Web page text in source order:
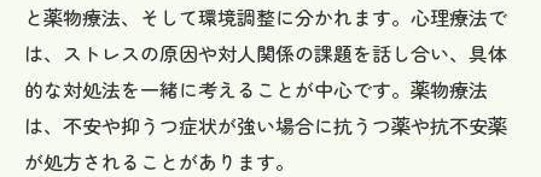
症状の山谷から考える適応障害の回復像
適応障害の治り方と完治へ向けた過ごし方
適応障害の克服に向けた実践的リハビリ活用法
適応障害克服に役立つリハビリ活用ポイン
と薬物療法、そして環境調整に分かれます。心理療法で
は、ストレスの原因や対人関係の課題を話し合い、具体
的な対処法を一緒に考えることが中心です。薬物療法
は、不安や抑うつ症状が強い場合に抗うつ薬や抗不安薬
が処方されることがあります。